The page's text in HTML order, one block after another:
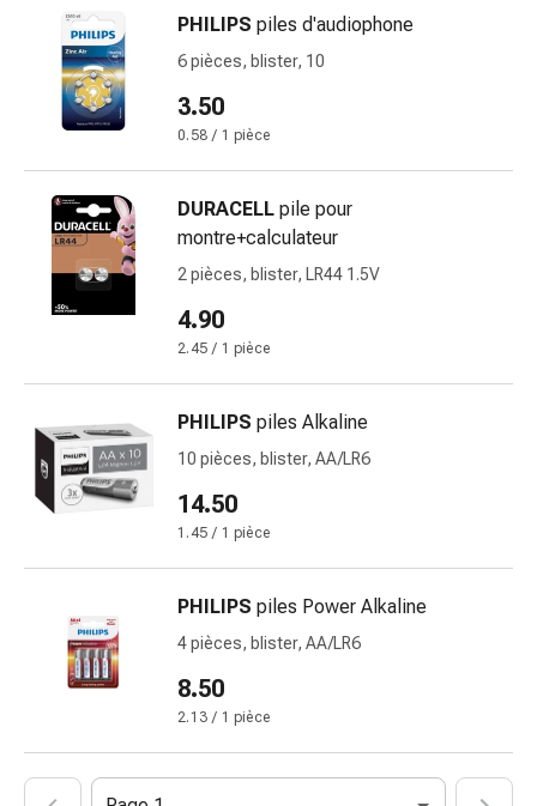
foins
Peau
Gastro-
Hémorroïdes
Brûlures
d'estomac
vomissements
Digestion,
ballonnements
et
crampes
Constipation
médicaux
la
peau
Eczéma
et
PHILIPS piles d'audiophone
6 pièces, blister, 10
3.50
0.58 / 1 pièce
DURACELL pile pour
montre+calculateur
2 pièces, blister, LR44 1.5V
4.90
2.45 / 1 pièce
PHILIPS piles Alkaline
10 pièces, blister, AA/LR6
14.50
1.45 / 1 pièce
PHILIPS piles Power Alkaline
4 pièces, blister, AA/LR6
8.50
2.13 / 1 pièce